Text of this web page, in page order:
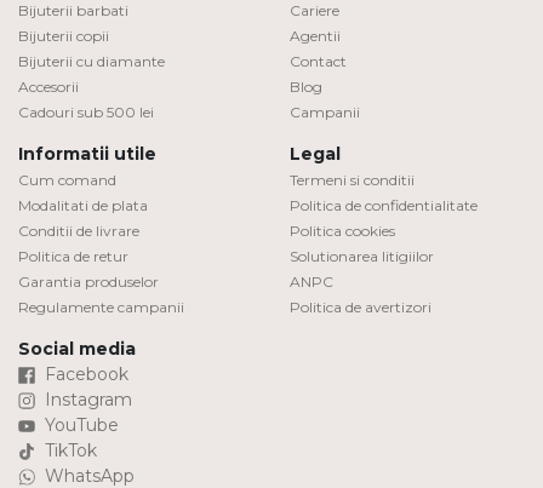
Bijuterii barbati
Bijuterii copii
Bijuterii cu diamante
Accesorii
Cadouri sub 500 lei
Cariere
Agentii
Contact
Blog
Campanii
Informatii utile
Cum comand
Modalitati de plata
Conditii de livrare
Politica de retur
Garantia produselor
Regulamente campanii
Legal
Termeni si conditii
Politica de confidentialitate
Politica cookies
Solutionarea litigiilor
ANPC
Politica de avertizori
Social media
Facebook
Instagram
YouTube
TikTok
WhatsApp